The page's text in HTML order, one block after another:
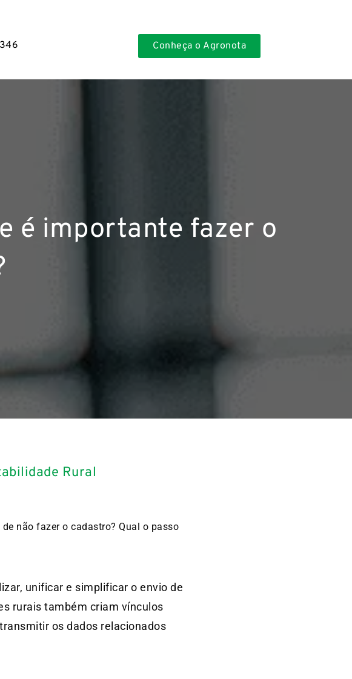
Conheça o Agronota
é importante fazer o
Rural
não fazer o cadastro? Qual o passo
unificar e simplificar o envio de
rurais também criam vínculos
os dados relacionados